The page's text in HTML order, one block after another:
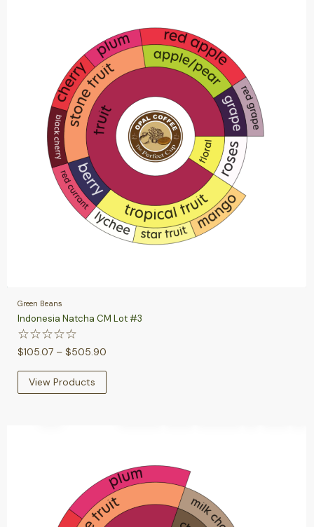
Green Beans
Indonesia Natcha CM Lot #3
☆☆☆☆☆
$105.07 – $505.90
View Products